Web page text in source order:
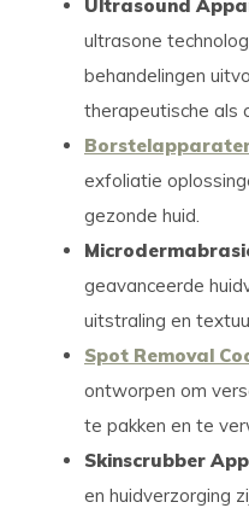
Ultrasound
ultrasone
behandelingen
therapeutische als
exfoliatie
gezonde huid.
geavanceerde
uitstraling en
Spot Removal
ontworpen om
te pakken en te
Skinscrubber
en huidverzorging